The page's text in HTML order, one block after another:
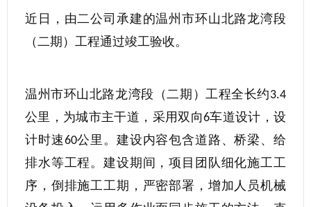
近日，由二公司承建的温州市环山北路龙湾段
（二期）工程通过竣工验收。
温州市环山北路龙湾段（二期）工程全长约3.4
公里，为城市主干道，采用双向6车道设计，设
计时速60公里。建设内容包含道路、桥梁、给
排水等工程。建设期间，项目团队细化施工工
序，倒排施工工期，严密部署，增加人员机械